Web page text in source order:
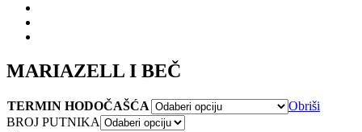
MARIAZELL I BEČ
TERMIN HODOČAŠĆA
Obriši
BROJ PUTNIKA